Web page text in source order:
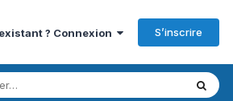
? Connexion S’inscrire